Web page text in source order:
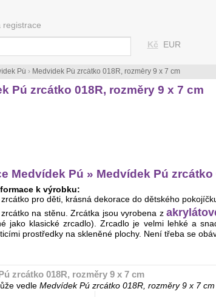
Pú zrcátko 018R, rozměry 9 x 7 cm
Medvídek Pú » Medvídek Pú zrcátko
k výrobku:
pro děti, krásná dekorace do dětského
zrcátko na stěnu. Zrcátka jsou vyrobena z
jako klasické zrcadlo). Zrcadlo je velmi lehké a
prostředky na skleněné plochy. Není třeba se
zrcátko 018R, rozměry 9 x 7 cm
vedle Medvídek Pú zrcátko 018R, rozměry 9 x 7 cm
Pú › Medvídek Pú zrcátko 018R, rozměry 9 x 7 cm
Kč EUR
registrace